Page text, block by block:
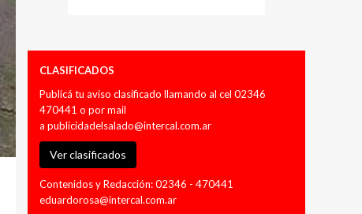
CLASIFICADOS
Publicá tu aviso clasificado llamando al cel 02346
470441 o por mail
a publicidadelsalado@intercal.com.ar
Ver clasificados
Contenidos y Redacción: 02346 - 470441
eduardorosa@intercal.com.ar